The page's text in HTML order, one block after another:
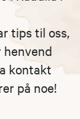
tips til oss,
henvend
kontakt
på noe!